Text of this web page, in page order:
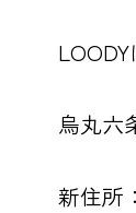
烏丸六
新住所